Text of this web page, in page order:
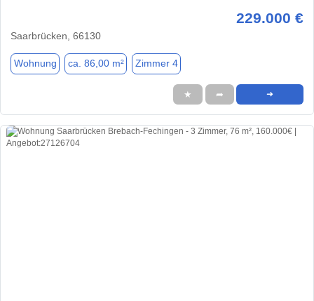
229.000 €
Saarbrücken, 66130
Wohnung ca. 86,00 m² Zimmer 4
★ ➦ ➜